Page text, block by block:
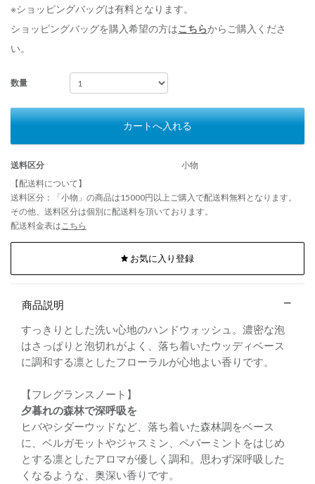
※ショッピングバッグは有料となります。
ショッピングバッグを購入希望の方はこちらからご購入くださ
い。
数量
カートへ入れる
送料区分
小物
【配送料について】
送料区分：「小物」の商品は15000円以上ご購入で配送料無料となります。
その他、送料区分は個別に配送料を頂いております。
配送料金表はこちら
お気に入り登録
商品説明
すっきりとした洗い心地のハンドウォッシュ。濃密な泡
はさっぱりと泡切れがよく、落ち着いたウッディベース
に調和する凛としたフローラルが心地よい香りです。
【フレグランスノート】
夕暮れの森林で深呼吸を
ヒバやシダーウッドなど、落ち着いた森林調をベース
に、ベルガモットやジャスミン、ペパーミントをはじめ
とする凛としたアロマが優しく調和。思わず深呼吸した
くなるような、奥深い香りです。